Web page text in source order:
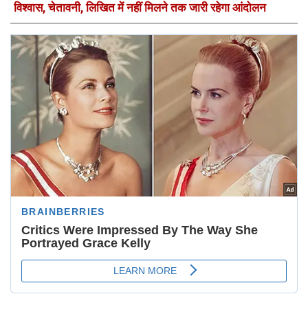
विश्वास, चेतावनी, लिखित में नहीं मिलने तक जारी रहेगा आंदोलन